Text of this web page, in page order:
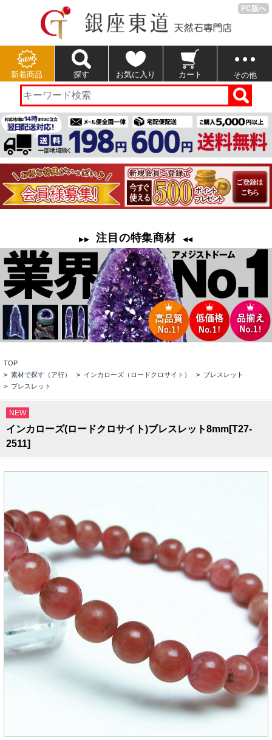
PC版へ
新着商品 探す お気に入り カート その他
TOP
> 素材で探す（ア行） > インカローズ（ロードクロサイト） > ブレスレット
> ブレスレット
NEW
インカローズ(ロードクロサイト)ブレスレット8mm[T27-
2511]